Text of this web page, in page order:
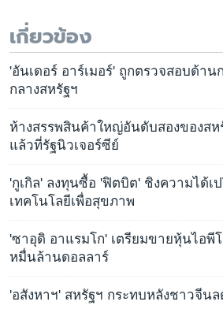
เกี่ยวข้อง
'อันเดอร์ อาร์เมอร์' ถูกตรวจสอบด้าน
กลางสหรัฐฯ
ห้างสรรพสินค้าใหญ่อันดับสองของสห
แล้วที่รัฐนิวเจอร์ซีย์
'กูเกิล' ลงทุนซื้อ 'ฟิตบิต' ชิงความได้เ
เทคโนโลยีเพื่อสุขภาพ
'ซาอุดิ อาแรมโก' เตรียมขายหุ้นไอพี
หมื่นล้านดอลลาร์
'อสังหาฯ' สหรัฐฯ กระทบหลังชาวจีน